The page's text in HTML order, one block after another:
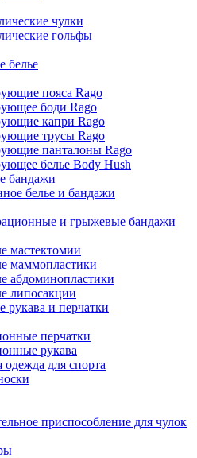
чулки
гольфы
белье
пояса Rago
боди Rago
капри Rago
трусы Rago
панталоны Rago
белье Body Hush
бандажи
белье и бандажи
и грыжевые бандажи
мастектомии
маммопластики
абдоминопластики
липосакции
рукава и перчатки
перчатки
рукава
для спорта
приспособление для чулок